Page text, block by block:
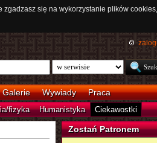
się na wykorzystanie plików
Galerie Wywiady Praca
fizyka Humanistyka Ciekawostki
Zostań Patronem